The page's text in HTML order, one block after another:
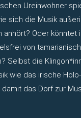
Ureinwohner
sich die Musik
anhört? Oder könntet
von
Selbst die
wie das irische
damit das Dorf zur